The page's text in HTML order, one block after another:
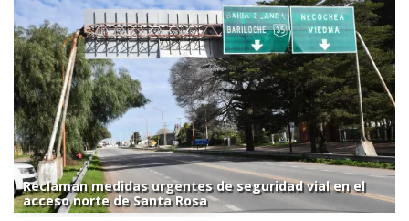
Reclaman medidas urgentes de seguridad vial en el
acceso norte de Santa Rosa